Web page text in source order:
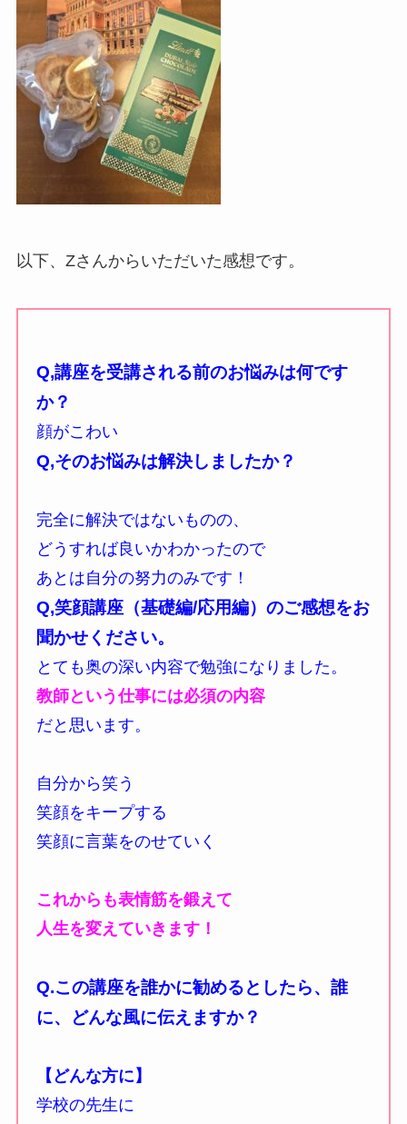
以下、Zさんからいただいた感想です。
Q,講座を受講される前のお悩みは何です
か？
顔がこわい
Q,そのお悩みは解決しましたか？
完全に解決ではないものの、
どうすれば良いかわかったので
あとは自分の努力のみです！
Q,笑顔講座（基礎編/応用編）のご感想をお
聞かせください。
とても奥の深い内容で勉強になりました。
教師という仕事には必須の内容
だと思います。
自分から笑う
笑顔をキープする
笑顔に言葉をのせていく
これからも表情筋を鍛えて
人生を変えていきます！
Q.この講座を誰かに勧めるとしたら、 誰
に、どんな風に伝えますか？
【どんな方に】
学校の先生に